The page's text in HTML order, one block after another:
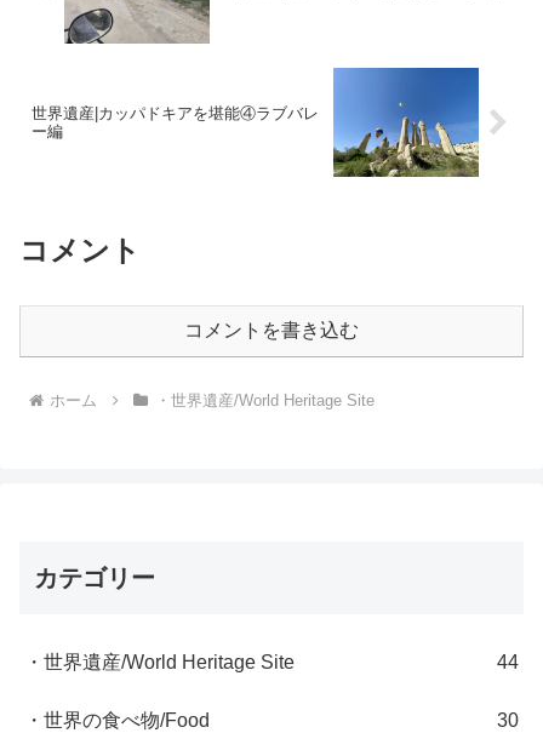
世界遺産|カッパドキアを堪能④ラブバレ
ー編
コメント
コメントを書き込む
ホーム ・世界遺産/World Heritage Site
カテゴリー
・世界遺産/World Heritage Site 44
・世界の食べ物/Food 30